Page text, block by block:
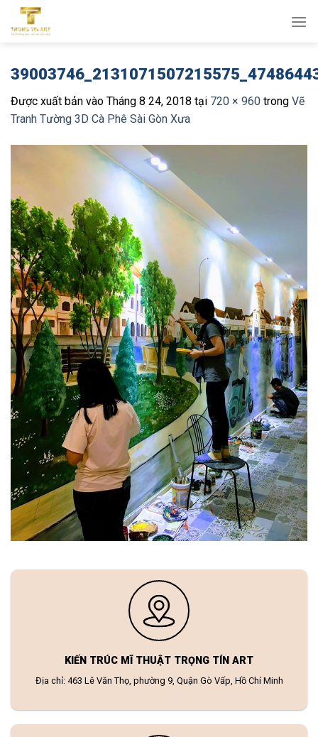
qua
Được xuất bản vào Tháng 8 24, 2018 tại 720 × 960 trong Vẽ
Tranh Tường 3D Cà Phê Sài Gòn Xưa
KIẾN TRÚC MĨ THUẬT TRỌNG TÍN ART
Địa chỉ: 463 Lê Văn Thọ, phường 9, Quận Gò Vấp, Hồ Chí Minh